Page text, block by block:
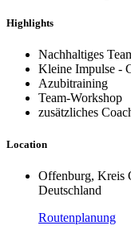
Highlights
Nachhaltiges
Kleine Impulse -
Azubitraining
Team-Workshop
zusätzliches
Location
Offenburg, Kreis
Deutschland
Routenplanung